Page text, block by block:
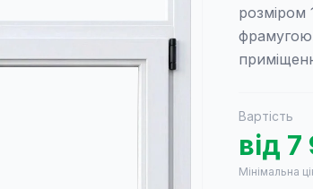
розміром
Вартість
від 7
Мінімальна